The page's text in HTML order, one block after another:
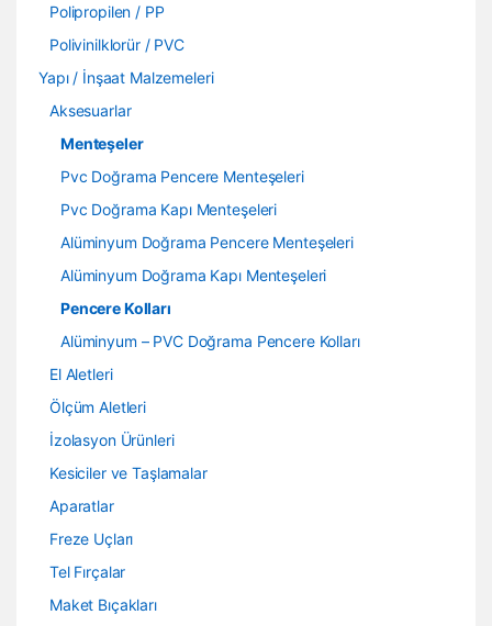
Polipropilen / PP
Polivinilklorür / PVC
Yapı / İnşaat Malzemeleri
Aksesuarlar
Menteşeler
Pvc Doğrama Pencere Menteşeleri
Pvc Doğrama Kapı Menteşeleri
Alüminyum Doğrama Pencere Menteşeleri
Alüminyum Doğrama Kapı Menteşeleri
Pencere Kolları
Alüminyum – PVC Doğrama Pencere Kolları
El Aletleri
Ölçüm Aletleri
İzolasyon Ürünleri
Kesiciler ve Taşlamalar
Aparatlar
Freze Uçları
Tel Fırçalar
Maket Bıçakları